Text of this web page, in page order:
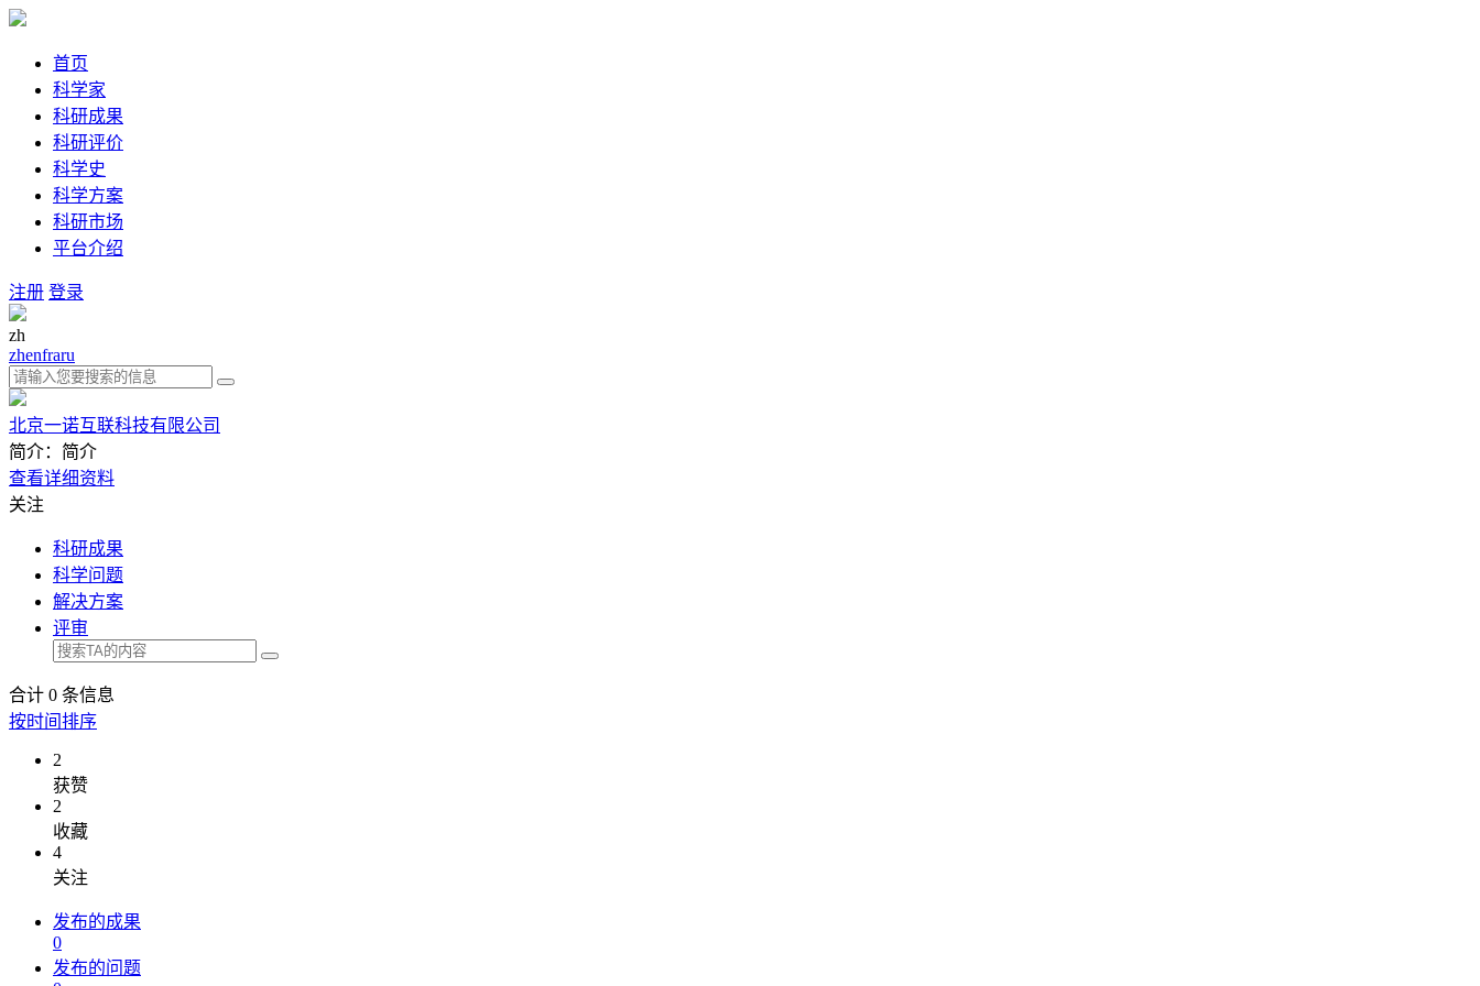
首页
科学家
科研成果
科研评价
科学史
科学方案
科研市场
平台介绍
注册 登录
zh
zhenfraru
北京一诺互联科技有限公司
简介：简介
查看详细资料
关注
科研成果
科学问题
解决方案
评审
合计 0 条信息
按时间排序
2
获赞
2
收藏
4
关注
发布的成果
0
发布的问题